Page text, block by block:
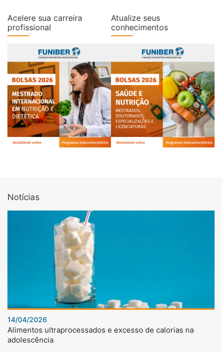
Acelere sua carreira
profissional
Atualize seus
conhecimentos
Notícias
14/04/2026
Alimentos ultraprocessados e excesso de calorias na
adolescência